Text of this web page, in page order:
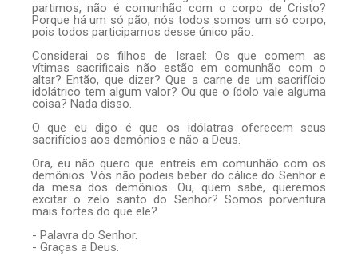
partimos, não é comunhão com o corpo de Cristo?
Porque há um só pão, nós todos somos um só corpo,
pois todos participamos desse único pão.
Considerai os filhos de Israel: Os que comem as
vítimas sacrificais não estão em comunhão com o
altar? Então, que dizer? Que a carne de um sacrifício
idolátrico tem algum valor? Ou que o ídolo vale alguma
coisa? Nada disso.
O que eu digo é que os idólatras oferecem seus
sacrifícios aos demônios e não a Deus.
Ora, eu não quero que entreis em comunhão com os
demônios. Vós não podeis beber do cálice do Senhor e
da mesa dos demônios. Ou, quem sabe, queremos
excitar o zelo santo do Senhor? Somos porventura
mais fortes do que ele?
- Palavra do Senhor.
- Graças a Deus.